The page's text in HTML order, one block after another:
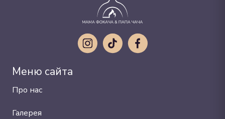
Меню сайта
Про нас
Галерея